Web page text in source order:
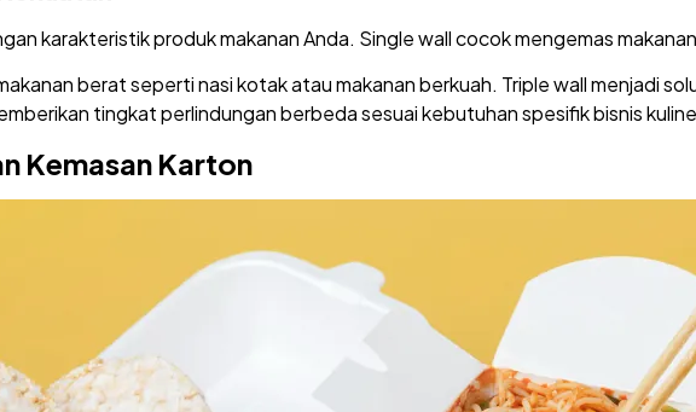
karakteristik produk makanan Anda. Single wall cocok mengemas
berat seperti nasi kotak atau makanan berkuah. Triple wall menjadi
tingkat perlindungan berbeda sesuai kebutuhan spesifik bisnis
Kemasan Karton